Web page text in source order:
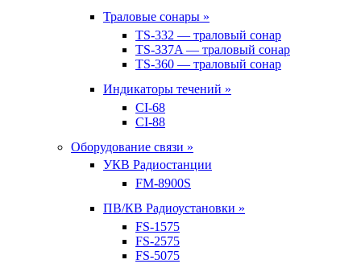
Траловые сонары »
TS-332 — траловый сонар
TS-337A — траловый сонар
TS-360 — траловый сонар
Индикаторы течений »
CI-68
CI-88
Оборудование связи »
УКВ Радиостанции
FM-8900S
ПВ/КВ Радиоустановки »
FS-1575
FS-2575
FS-5075